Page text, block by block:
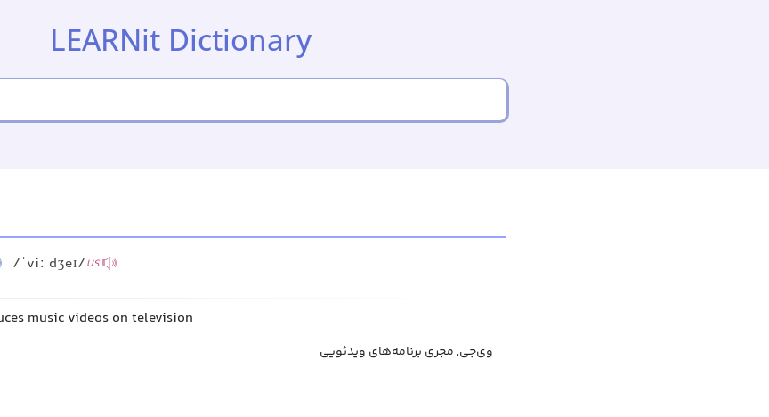
LEARNit Dictionary
/ˈviː dʒeɪ/US
music videos on television
وی‌جی, مجری برنامه‌های ویدئویی